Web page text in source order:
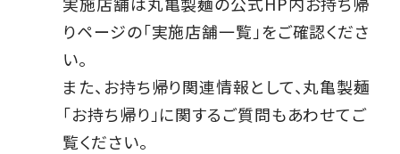
りページの「実施店舗一覧」をご確認くださ
い。
また、お持ち帰り関連情報として、丸亀製麺
「お持ち帰り」に関するご質問もあわせてご
覧ください。